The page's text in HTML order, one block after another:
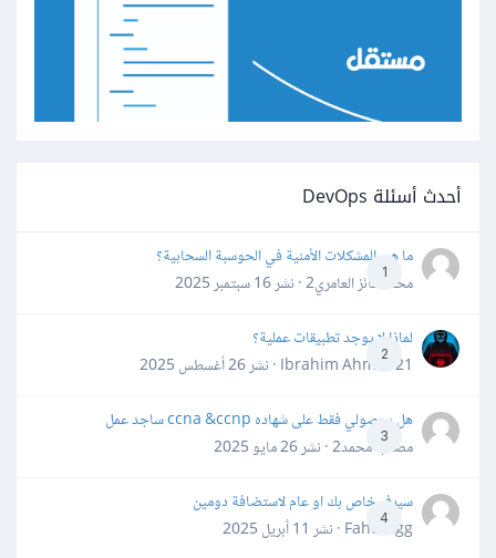
أحدث أسئلة DevOps
1
ما هي المشكلات الأمنية في الحوسبة السحابية؟
محمد فائز العامري2 · نشر
16 سبتمبر 2025
2
لماذا لا يوجد تطبيقات عملية؟
Ibrahim Ahmed21 · نشر
26 أغسطس 2025
3
هل بحصولي فقط على شهاده ccna &ccnp ساجد عمل
مصعب محمد2 · نشر
26 مايو 2025
4
سيرفر خاص بك او عام لاستضافة دومين
Fahd Ggg · نشر
11 أبريل 2025